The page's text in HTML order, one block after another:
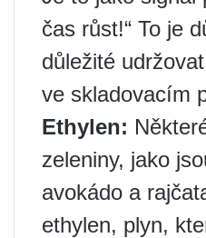
čas růst!“ To je
důležité
ve skladovacím
Ethylen:
zeleniny, jako
avokádo a
ethylen, plyn,